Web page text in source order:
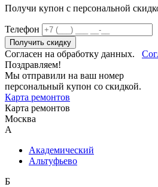
Получи купон c персональной
Телефон
Получить скидку
Согласен на обработку данных.
Поздравляем!
Мы отправили на ваш номер
персональный купон со скидкой.
Карта ремонтов
Карта ремонтов
Москва
A
Академический
Альтуфьево
Б